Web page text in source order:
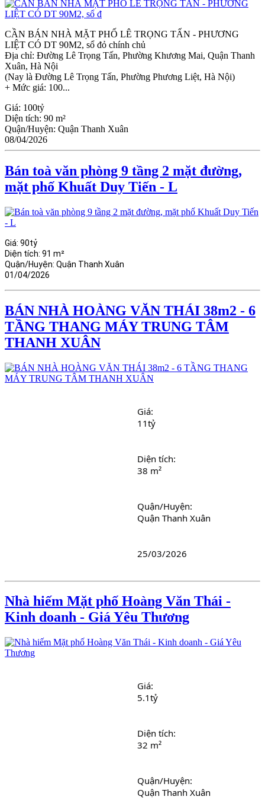
CẦN BÁN NHÀ MẶT PHỐ LÊ TRỌNG TẤN - PHƯƠNG
LIỆT CÓ DT 90M2, sổ đỏ chính chủ
Địa chỉ: Đường Lê Trọng Tấn, Phường Khương Mai, Quận Thanh
Xuân, Hà Nội
(Nay là Đường Lê Trọng Tấn, Phường Phương Liệt, Hà Nội)
+ Mức giá: 100...
Giá: 100tỷ
Diện tích: 90 m²
Quận/Huyện: Quận Thanh Xuân
08/04/2026
Bán toà văn phòng 9 tầng 2 mặt đường,
mặt phố Khuất Duy Tiến - L
Giá: 90tỷ
Diện tích: 91 m²
Quận/Huyện: Quận Thanh Xuân
01/04/2026
BÁN NHÀ HOÀNG VĂN THÁI 38m2 - 6
TẦNG THANG MÁY TRUNG TÂM
THANH XUÂN
Giá:
11tỷ
Diện tích:
38 m²
Quận/Huyện:
Quận Thanh Xuân
25/03/2026
Nhà hiếm Mặt phố Hoàng Văn Thái -
Kinh doanh - Giá Yêu Thương
Giá:
5.1tỷ
Diện tích:
32 m²
Quận/Huyện:
Quận Thanh Xuân